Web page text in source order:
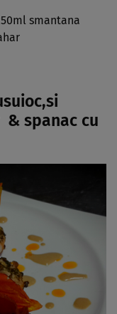
smantana
spanac cu